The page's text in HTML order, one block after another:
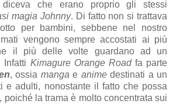
che erano proprio gli stessi
magia Johnny. Di fatto non si trattava
per bambini, sebbene nel nostro
vengono sempre accostati ai più
il più delle volte guardano ad un
Infatti Kimagure Orange Roadfa parte
, ossia mangae animedestinati a un
e adulti, nonostante il fatto che possa
, poiché la trama è molto concentrata sui